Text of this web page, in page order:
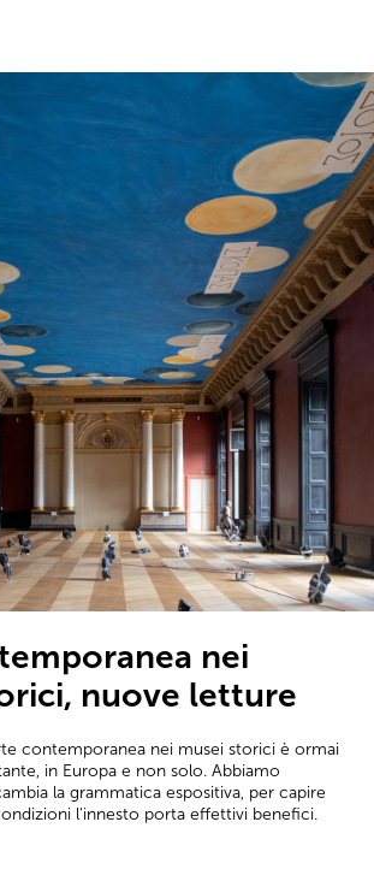
nei
nuove letture
contemporanea nei musei storici è ormai
in Europa e non solo. Abbiamo
la grammatica espositiva, per capire
l'innesto porta effettivi benefici.